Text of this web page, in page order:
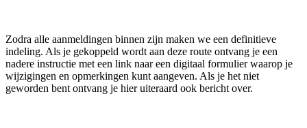
Zodra alle aanmeldingen binnen zijn maken we een definitieve
indeling. Als je gekoppeld wordt aan deze route ontvang je een
nadere instructie met een link naar een digitaal formulier waarop je
wijzigingen en opmerkingen kunt aangeven. Als je het niet
geworden bent ontvang je hier uiteraard ook bericht over.